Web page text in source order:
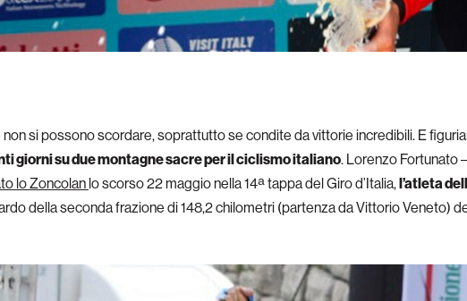
si possono scordare, soprattutto se condite da vittorie incredibili. E
giorni su due montagne sacre per il ciclismo italiano. Lorenzo Fortunato
lo Zoncolan lo scorso 22 maggio nella 14ª tappa del Giro d’Italia,l’atleta
della seconda frazione di 148,2 chilometri (partenza da Vittorio Veneto)